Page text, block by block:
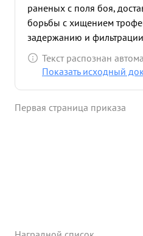
раненых с поля боя,
борьбы с хищением
задержанию и
контролю за работой
наведению должного
армии. Вся перечисленная
Текст распознан
Показать исходный
Первая страница приказа